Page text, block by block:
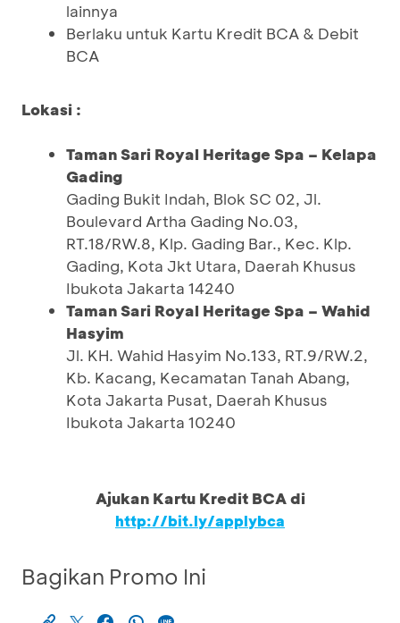
lainnya
Berlaku untuk Kartu Kredit BCA & Debit
BCA
Lokasi :
Taman Sari Royal Heritage Spa – Kelapa
Gading
Gading Bukit Indah, Blok SC 02, Jl.
Boulevard Artha Gading No.03,
RT.18/RW.8, Klp. Gading Bar., Kec. Klp.
Gading, Kota Jkt Utara, Daerah Khusus
Ibukota Jakarta 14240
Taman Sari Royal Heritage Spa – Wahid
Hasyim
Jl. KH. Wahid Hasyim No.133, RT.9/RW.2,
Kb. Kacang, Kecamatan Tanah Abang,
Kota Jakarta Pusat, Daerah Khusus
Ibukota Jakarta 10240
Ajukan Kartu Kredit BCA di
http://bit.ly/applybca
Bagikan Promo Ini